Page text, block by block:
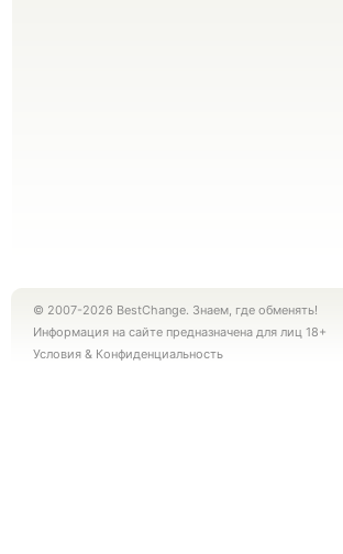
© 2007-2026 BestChange. Знаем, где обменять!
Информация на сайте предназначена для лиц 18+
Условия & Конфиденциальность